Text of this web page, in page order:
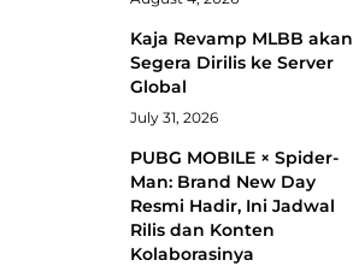
Kaja Revamp MLBB akan
Segera Dirilis ke Server
Global
July 31, 2026
PUBG MOBILE × Spider-
Man: Brand New Day
Resmi Hadir, Ini Jadwal
Rilis dan Konten
Kolaborasinya